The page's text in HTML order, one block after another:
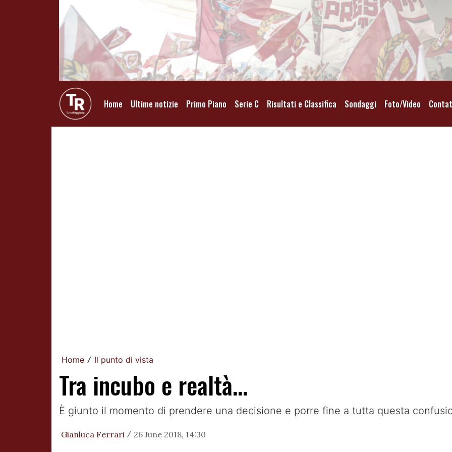
Home Ultime notizie Primo Piano Serie C Risultati e Classifica Sondaggi Foto/Video
Home / Il punto di vista
Tra incubo e realtà...
È giunto il momento di prendere una decisione e porre fine a tutta questa
Gianluca Ferrari / 26 June 2018, 14:30